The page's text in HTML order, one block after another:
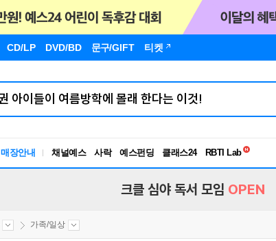
CD/LP DVD/BD 문구/GIFT 티켓
매장안내 채널예스 사락 예스펀딩 클래스24
독서유형검사
크클 심야 독서 모임 OPEN
가족/일상